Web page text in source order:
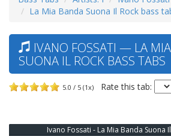
La Mia Banda Suona Il Rock bass
IVANO FOSSATI — LA
SUONA IL ROCK BASS TABS
5.0 / 5 (1x) Rate this tab:
Ivano Fossati - La Mia Banda Suona Il